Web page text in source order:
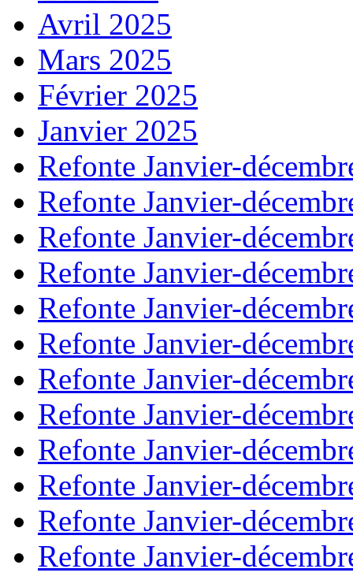
Avril 2025
Mars 2025
Février 2025
Janvier 2025
Refonte Janvier-
Refonte Janvier-
Refonte Janvier-
Refonte Janvier-
Refonte Janvier-
Refonte Janvier-
Refonte Janvier-
Refonte Janvier-
Refonte Janvier-
Refonte Janvier-
Refonte Janvier-
Refonte Janvier-